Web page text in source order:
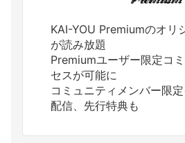
KAI-YOU Premiumのオリ
が読み放題
Premiumユーザー限定コ
セスが可能に
コミュニティメンバー限
配信、先行特典も